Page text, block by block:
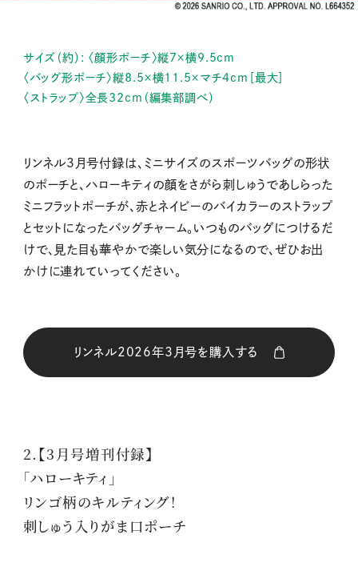
サイズ（約）: 〈顔形ポーチ〉縦7×横9.5cm
〈バッグ形ポーチ〉縦8.5×横11.5×マチ4cm［最大］
〈ストラップ〉全長32cm（編集部調べ）
リンネル3月号付録は、ミニサイズのスポーツバッグの形状
のポーチと、ハローキティの顔をさがら刺しゅうであしらった
ミニフラットポーチが、赤とネイビーのバイカラーのストラップ
とセットになったバッグチャーム。いつものバッグにつけるだ
けで、見た目も華やかで楽しい気分になるので、ぜひお出
かけに連れていってください。
リンネル2026年3月号を購入する
2.【3月号増刊付録】
「ハローキティ」
リンゴ柄のキルティング！
刺しゅう入りがま口ポーチ